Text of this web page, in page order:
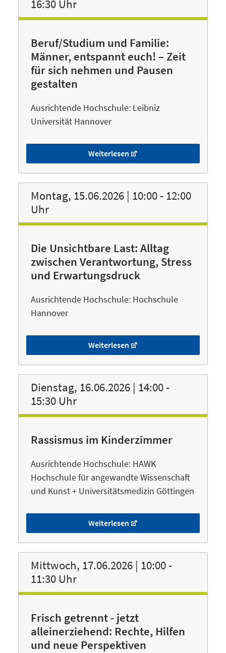
16:30 Uhr
Beruf/Studium und Familie:
Männer, entspannt euch! – Zeit
für sich nehmen und Pausen
gestalten
Ausrichtende Hochschule: Leibniz
Universität Hannover
Weiterlesen
Montag, 15.06.2026 | 10:00 - 12:00
Uhr
Die Unsichtbare Last: Alltag
zwischen Verantwortung, Stress
und Erwartungsdruck
Ausrichtende Hochschule: Hochschule
Hannover
Weiterlesen
Dienstag, 16.06.2026 | 14:00 -
15:30 Uhr
Rassismus im Kinderzimmer
Ausrichtende Hochschule: HAWK
Hochschule für angewandte Wissenschaft
und Kunst + Universitätsmedizin Göttingen
Weiterlesen
Mittwoch, 17.06.2026 | 10:00 -
11:30 Uhr
Frisch getrennt - jetzt
alleinerziehend: Rechte, Hilfen
und neue Perspektiven